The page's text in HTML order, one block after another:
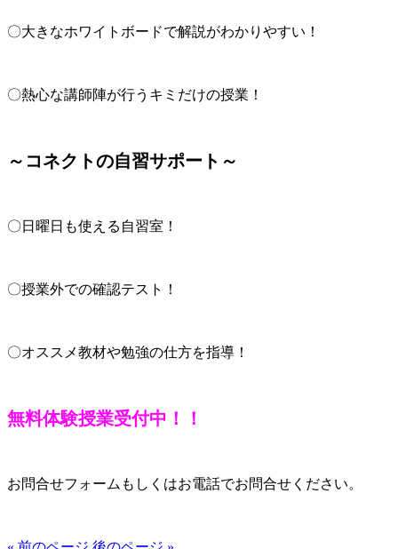
〇大きなホワイトボードで解説がわかりやすい！
〇熱心な講師陣が行うキミだけの授業！
～コネクトの自習サポート～
〇日曜日も使える自習室！
〇授業外での確認テスト！
〇オススメ教材や勉強の仕方を指導！
無料体験授業受付中！！
お問合せフォームもしくはお電話でお問合せください。